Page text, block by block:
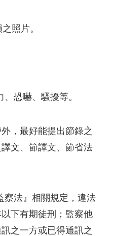
照片。
恐嚇、騷擾等。
，最好能提出節錄之
文、節譯文、節省法
法』相關規定，違法
下有期徒刑；監察他
之一方或已得通訊之